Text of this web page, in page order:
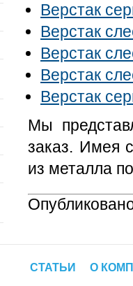
Верстак
Верстак
Верстак
Верстак
Верстак
Мы
заказ. Имея
из металла
СТАТЬИ О